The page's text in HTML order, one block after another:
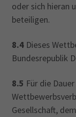
oder sich hieran
beteiligen.
8.4 Dieses
Bundesrepublik
8.5 Für die
Gesellschaft,